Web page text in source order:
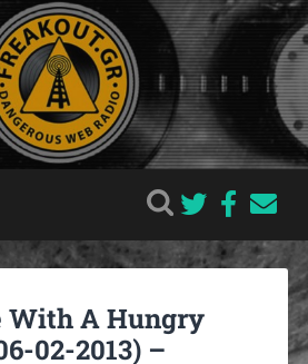
With A Hungry
02-2013) –